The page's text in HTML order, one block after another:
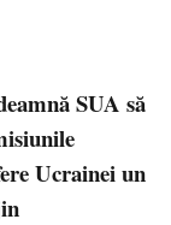
SUA să
Ucrainei un